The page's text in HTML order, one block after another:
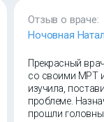
Отзыв о враче:
Ночовная
Прекрасный
со своими МРТ
изучила,
проблеме.
прошли